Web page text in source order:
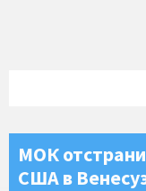
МОК
США в